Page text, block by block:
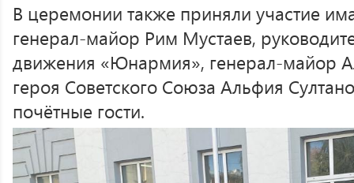
В церемонии также приняли участие
генерал-майор Рим Мустаев,
движения «Юнармия», генерал-майор
героя Советского Союза Альфия
почётные гости.